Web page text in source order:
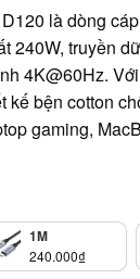
là dòng
240W, truyền
4K@60Hz.
kế bện cotton
gaming,
1M
240.000₫